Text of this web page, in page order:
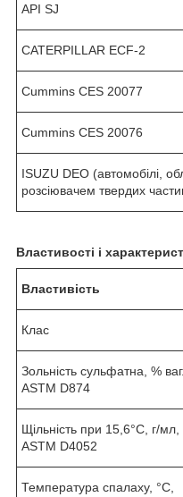
API SJ
CATERPILLAR ECF-2
Cummins CES 20077
Cummins CES 20076
ISUZU DEO (автомобілі,
розсіювачем твердих
Властивості і
Властивість
Клас
Зольність сульфатна, %
ASTM D874
Щільність при 15,6°C, г/мл,
ASTM D4052
Температура спалаху, °C,